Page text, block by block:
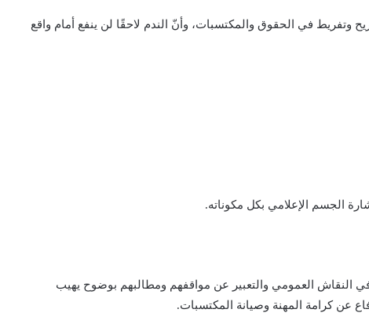
وتفريط في الحقوق والمكتسبات، وأنّ الندم لاحقًا لن ينفع أمام واقع
الجسم الإعلامي بكل مكوناته.
في النقاش العمومي والتعبير عن مواقفهم ومطالبهم بوضوح يهيب
عن كرامة المهنة وصيانة المكتسبات.